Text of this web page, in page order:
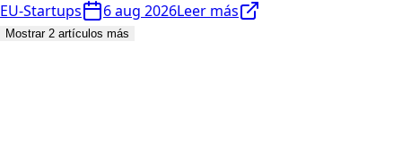
EU-Startups
6 aug 2026Leer más
Mostrar 2 artículos más